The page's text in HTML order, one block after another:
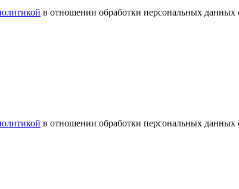
в отношении обработки персональных данных
в отношении обработки персональных данных